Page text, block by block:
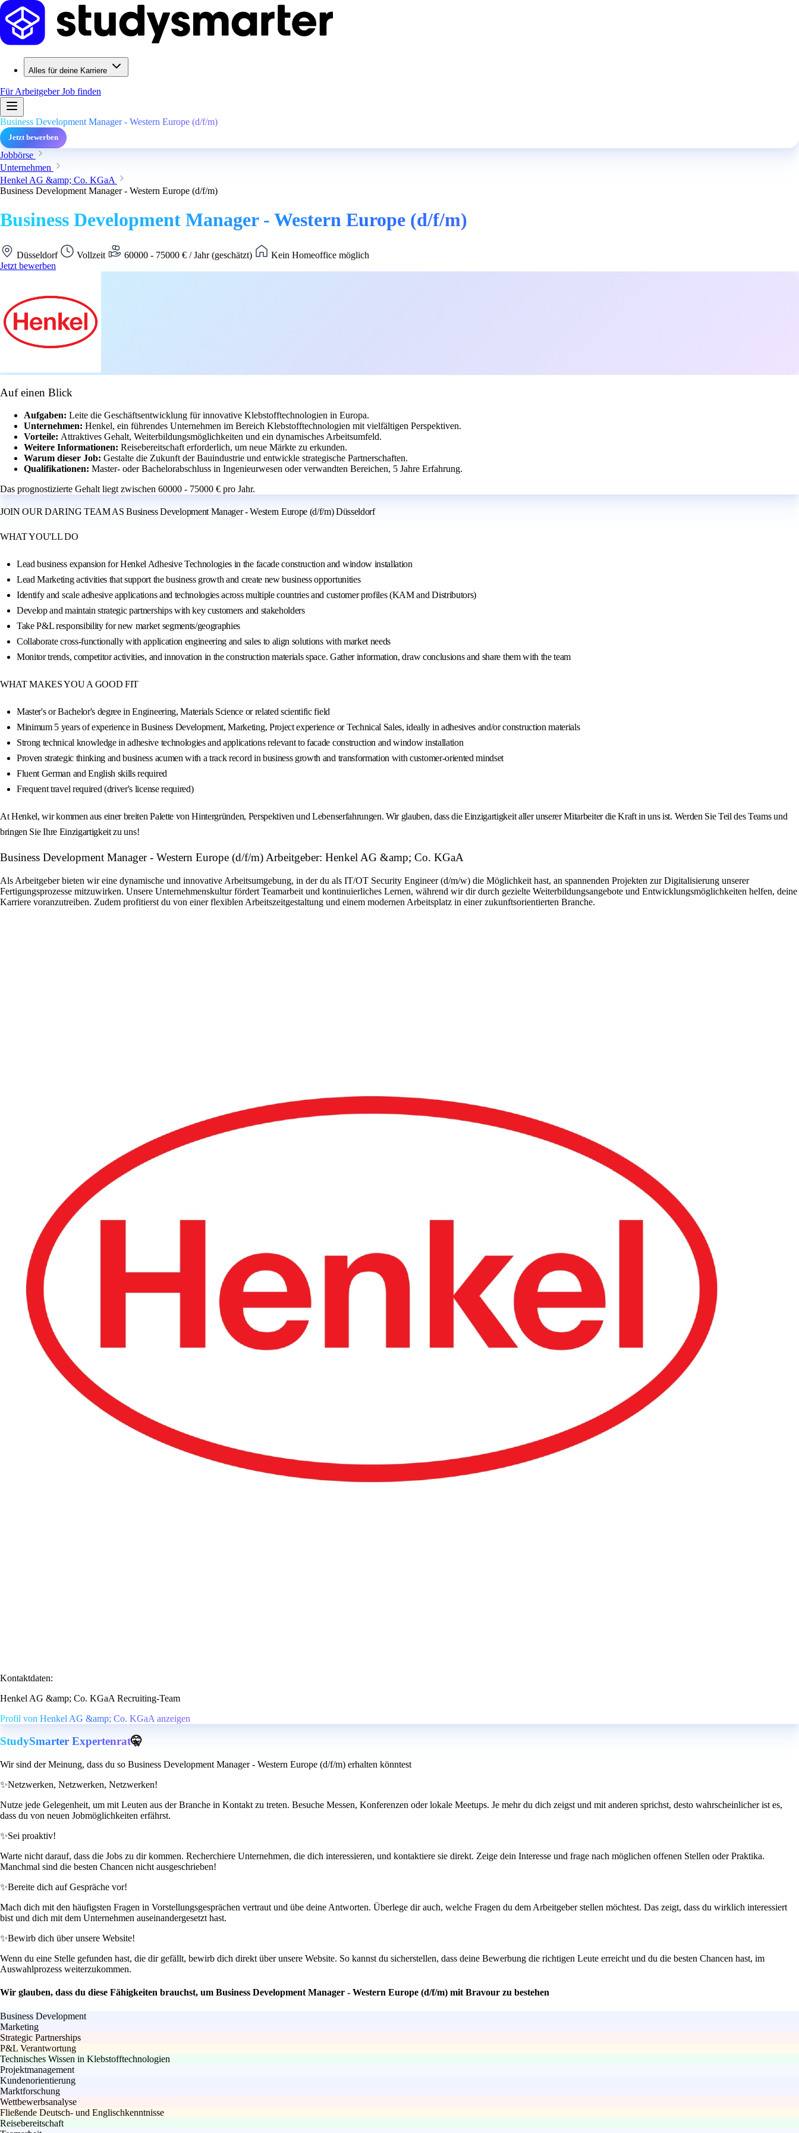
Alles für deine Karriere
Für ArbeitgeberJob finden
Business Development Manager - Western Europe (d/f/m)
Jetzt bewerben
Jobbörse
Unternehmen
Henkel AG &amp; Co. KGaA
Business Development Manager - Western Europe (d/f/m)
Business Development Manager - Western Europe (d/f/m)
Düsseldorf Vollzeit 60000 - 75000 € / Jahr (geschätzt)
Kein Homeoffice möglich
Jetzt bewerben
Auf einen Blick
Aufgaben: Leite die Geschäftsentwicklung für innovative Klebstofftechnologien in Europa.
Unternehmen: Henkel, ein führendes Unternehmen im Bereich Klebstofftechnologien mit vielfältigen Perspektiven.
Vorteile: Attraktives Gehalt, Weiterbildungsmöglichkeiten und ein dynamisches Arbeitsumfeld.
Weitere Informationen: Reisebereitschaft erforderlich, um neue Märkte zu erkunden.
Warum dieser Job: Gestalte die Zukunft der Bauindustrie und entwickle strategische Partnerschaften.
Qualifikationen: Master- oder Bachelorabschluss in Ingenieurwesen oder verwandten Bereichen, 5 Jahre Erfahrung.
Das prognostizierte Gehalt liegt zwischen 60000 - 75000 € pro Jahr.
JOIN OUR DARING TEAM AS Business Development Manager - Western Europe (d/f/m) Düsseldorf
WHAT YOU'LL DO
Lead business expansion for Henkel Adhesive Technologies in the facade construction and window installation
Lead Marketing activities that support the business growth and create new business opportunities
Identify and scale adhesive applications and technologies across multiple countries and customer profiles (KAM and Distributors)
Develop and maintain strategic partnerships with key customers and stakeholders
Take P&L responsibility for new market segments/geographies
Collaborate cross-functionally with application engineering and sales to align solutions with market needs
Monitor trends, competitor activities, and innovation in the construction materials space. Gather information, draw conclusions and share them with the team
WHAT MAKES YOU A GOOD FIT
Master's or Bachelor's degree in Engineering, Materials Science or related scientific field
Minimum 5 years of experience in Business Development, Marketing, Project experience or Technical Sales, ideally in adhesives and/or construction materials
Strong technical knowledge in adhesive technologies and applications relevant to facade construction and window installation
Proven strategic thinking and business acumen with a track record in business growth and transformation with customer-oriented mindset
Fluent German and English skills required
Frequent travel required (driver's license required)
At Henkel, wir kommen aus einer breiten Palette von Hintergründen, Perspektiven und Lebenserfahrungen. Wir glauben, dass die Einzigartigkeit aller unserer Mitarbeiter die Kraft in uns ist. Werden Sie Teil des Teams und
bringen Sie Ihre Einzigartigkeit zu uns!
Business Development Manager - Western Europe (d/f/m) Arbeitgeber: Henkel AG &amp; Co. KGaA
Als Arbeitgeber bieten wir eine dynamische und innovative Arbeitsumgebung, in der du als IT/OT Security Engineer (d/m/w) die Möglichkeit hast, an spannenden Projekten zur Digitalisierung unserer
Fertigungsprozesse mitzuwirken. Unsere Unternehmenskultur fördert Teamarbeit und kontinuierliches Lernen, während wir dir durch gezielte Weiterbildungsangebote und Entwicklungsmöglichkeiten helfen, deine
Karriere voranzutreiben. Zudem profitierst du von einer flexiblen Arbeitszeitgestaltung und einem modernen Arbeitsplatz in einer zukunftsorientierten Branche.
Kontaktdaten:
Henkel AG &amp; Co. KGaA Recruiting-Team
Profil von Henkel AG &amp; Co. KGaA anzeigen
StudySmarter Expertenrat🤫
Wir sind der Meinung, dass du so Business Development Manager - Western Europe (d/f/m) erhalten könntest
✨Netzwerken, Netzwerken, Netzwerken!
Nutze jede Gelegenheit, um mit Leuten aus der Branche in Kontakt zu treten. Besuche Messen, Konferenzen oder lokale Meetups. Je mehr du dich zeigst und mit anderen sprichst, desto wahrscheinlicher ist es,
dass du von neuen Jobmöglichkeiten erfährst.
✨Sei proaktiv!
Warte nicht darauf, dass die Jobs zu dir kommen. Recherchiere Unternehmen, die dich interessieren, und kontaktiere sie direkt. Zeige dein Interesse und frage nach möglichen offenen Stellen oder Praktika.
Manchmal sind die besten Chancen nicht ausgeschrieben!
✨Bereite dich auf Gespräche vor!
Mach dich mit den häufigsten Fragen in Vorstellungsgesprächen vertraut und übe deine Antworten. Überlege dir auch, welche Fragen du dem Arbeitgeber stellen möchtest. Das zeigt, dass du wirklich interessiert
bist und dich mit dem Unternehmen auseinandergesetzt hast.
✨Bewirb dich über unsere Website!
Wenn du eine Stelle gefunden hast, die dir gefällt, bewirb dich direkt über unsere Website. So kannst du sicherstellen, dass deine Bewerbung die richtigen Leute erreicht und du die besten Chancen hast, im
Auswahlprozess weiterzukommen.
Wir glauben, dass du diese Fähigkeiten brauchst, um Business Development Manager - Western Europe (d/f/m) mit Bravour zu bestehen
Business Development
Marketing
Strategic Partnerships
P&L Verantwortung
Technisches Wissen in Klebstofftechnologien
Projektmanagement
Kundenorientierung
Marktforschung
Wettbewerbsanalyse
Fließende Deutsch- und Englischkenntnisse
Reisebereitschaft